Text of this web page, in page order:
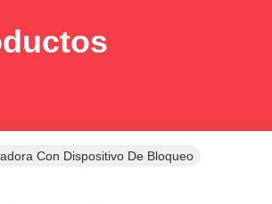
Con Dispositivo De Bloqueo